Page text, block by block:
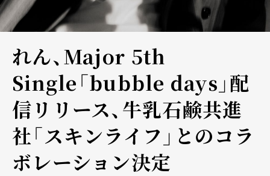
れん、Major 5th
Single「bubble days」配
信リリース、牛乳石鹸共進
社「スキンライフ」とのコラ
ボレーション決定